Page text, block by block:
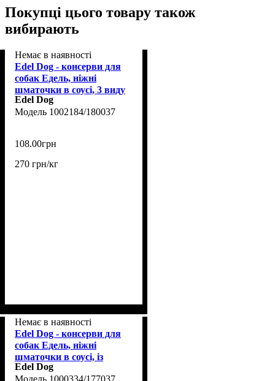
Покупці цього товару також
вибирають
Немає в наявності
Edel Dog - консерви для
собак Едель, ніжні
шматочки в соусі, 3 виду
м'яса 400 г
(1002184/180037)
Edel Dog
1002184/180037
108.00грн
270 грн/кг
Немає в наявності
Edel Dog - консерви для
собак Едель, ніжні
шматочки в соусі, із
птахом і морквою 400 г
Edel Dog
1000334/177037